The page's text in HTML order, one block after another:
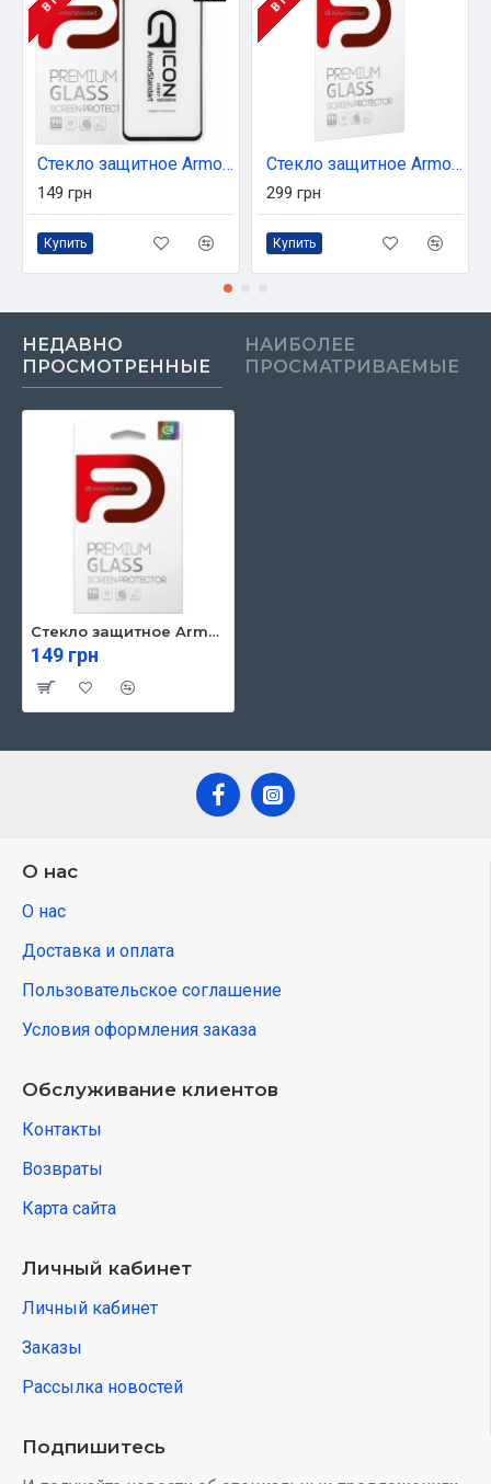
Стекло защитное Armorstandart Icon Realme 5 Pro Black (ARM56297-GIC-BK)
149 грн
Купить
Стекло защитное Armorstandart Pro 3D Apple iPhone 12 Pro Max Black (ARM57356)
299 грн
Купить
НЕДАВНО
ПРОСМОТРЕННЫЕ
НАИБОЛЕЕ
ПРОСМАТРИВАЕМЫЕ
Стекло защитное Armorstandart Pro Huawei Y6 2020 Black (ARM56611)
149 грн
О нас
О нас
Доставка и оплата
Пользовательское соглашение
Условия оформления заказа
Обслуживание клиентов
Контакты
Возвраты
Карта сайта
Личный кабинет
Личный кабинет
Заказы
Рассылка новостей
Подпишитесь